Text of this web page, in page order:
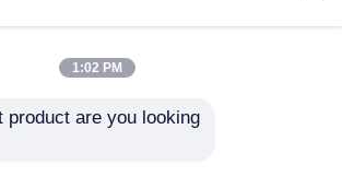
1:02 PM
product are you looking